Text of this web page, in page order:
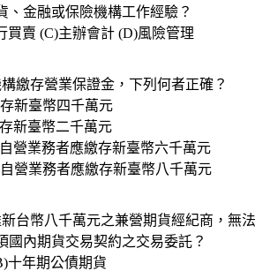
、金融或保險機構工作經驗？
買賣 (C)主辦會計 (D)風險管理
繳存營業保證金，下列何者正確？
新臺幣四千萬元
新臺幣二千萬元
營業務者應繳存新臺幣六千萬元
營業務者應繳存新臺幣八千萬元
台幣八千萬元之兼營期貨經紀商，無法
國內期貨交易契約之交易委託？
十年期公債期貨